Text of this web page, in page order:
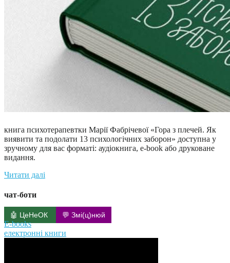
книга психотерапевтки Марії Фабрічевої «Гора з плечей. Як
виявити та подолати 13 психологічних заборон» доступна у
зручному для вас форматі: аудіокнига, e-book або друковане
видання.
Читати далі
чат-боти
🤖 ЦеНеОК 💬 Змі(ц)нюй
E-books
електронні книги